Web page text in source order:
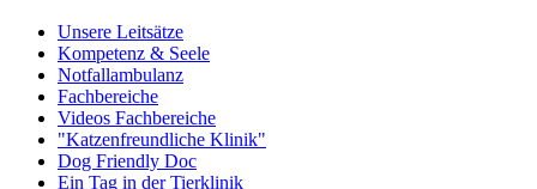
Unsere Leitsätze
Kompetenz & Seele
Notfallambulanz
Fachbereiche
Videos Fachbereiche
"Katzenfreundliche Klinik"
Dog Friendly Doc
Ein Tag in der Tierklinik